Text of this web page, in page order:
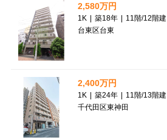
2,580万円
1K | 築18年 | 11階/12階建
台東区台東
2,400万円
1K | 築24年 | 11階/13階建
千代田区東神田